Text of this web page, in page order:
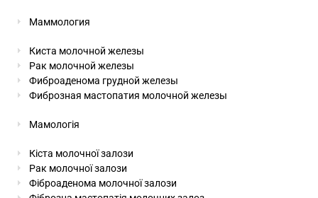
Маммология
Киста молочной железы
Рак молочной железы
Фиброаденома грудной железы
Фиброзная мастопатия молочной железы
Мамологія
Кіста молочної залози
Рак молочної залози
Фіброаденома молочної залози